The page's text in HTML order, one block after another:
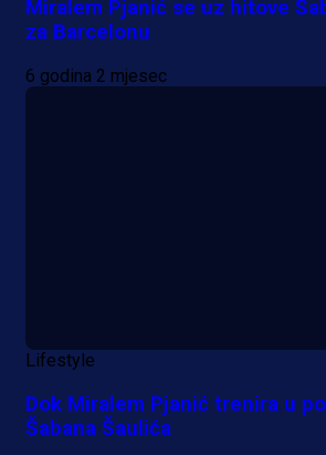
Miralem Pjanić se uz hitove
za Barcelonu
6 godina 2 mjesec
Lifestyle
Dok Miralem Pjanić trenira u
Šabana Šaulića